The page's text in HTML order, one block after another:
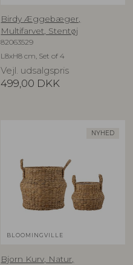
Birdy Æggebæger,
Multifarvet, Stentøj
82063529
L8xH8 cm, Set of 4
Vejl. udsalgspris
499,00 DKK
NYHED
BLOOMINGVILLE
Bjorn Kurv, Natur,